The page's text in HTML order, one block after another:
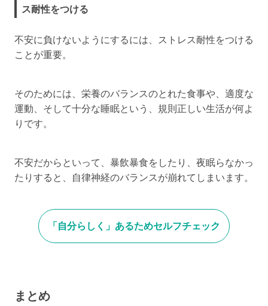
ス耐性をつける
不安に負けないようにするには、ストレス耐性をつける
ことが重要。
そのためには、栄養のバランスのとれた食事や、適度な
運動、そして十分な睡眠という、規則正しい生活が何よ
りです。
不安だからといって、暴飲暴食をしたり、夜眠らなかっ
たりすると、自律神経のバランスが崩れてしまいます。
「自分らしく」あるためセルフチェック
まとめ